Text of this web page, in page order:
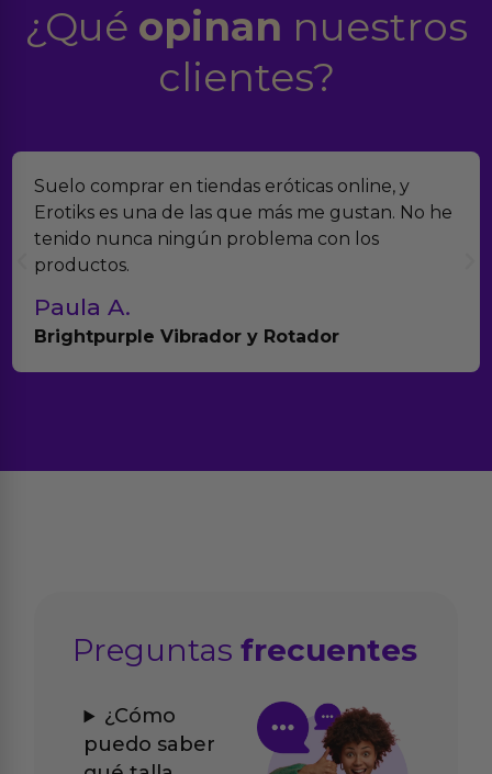
¿Qué opinan nuestros
clientes?
Suelo comprar en tiendas eróticas online, y
Erotiks es una de las que más me gustan. No he
tenido nunca ningún problema con los
productos.
Paula A.
Brightpurple Vibrador y Rotador
Preguntasfrecuentes
¿Cómo
puedo saber